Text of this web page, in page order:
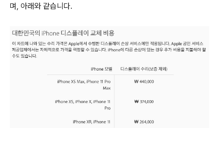
며, 아래와 같습니다.